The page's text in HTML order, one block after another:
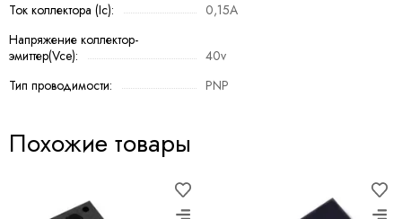
Ток коллектора (Ic):
0,15A
Напряжение коллектор-
эмиттер(Vce):
40v
Тип проводимости:
PNP
Похожие товары